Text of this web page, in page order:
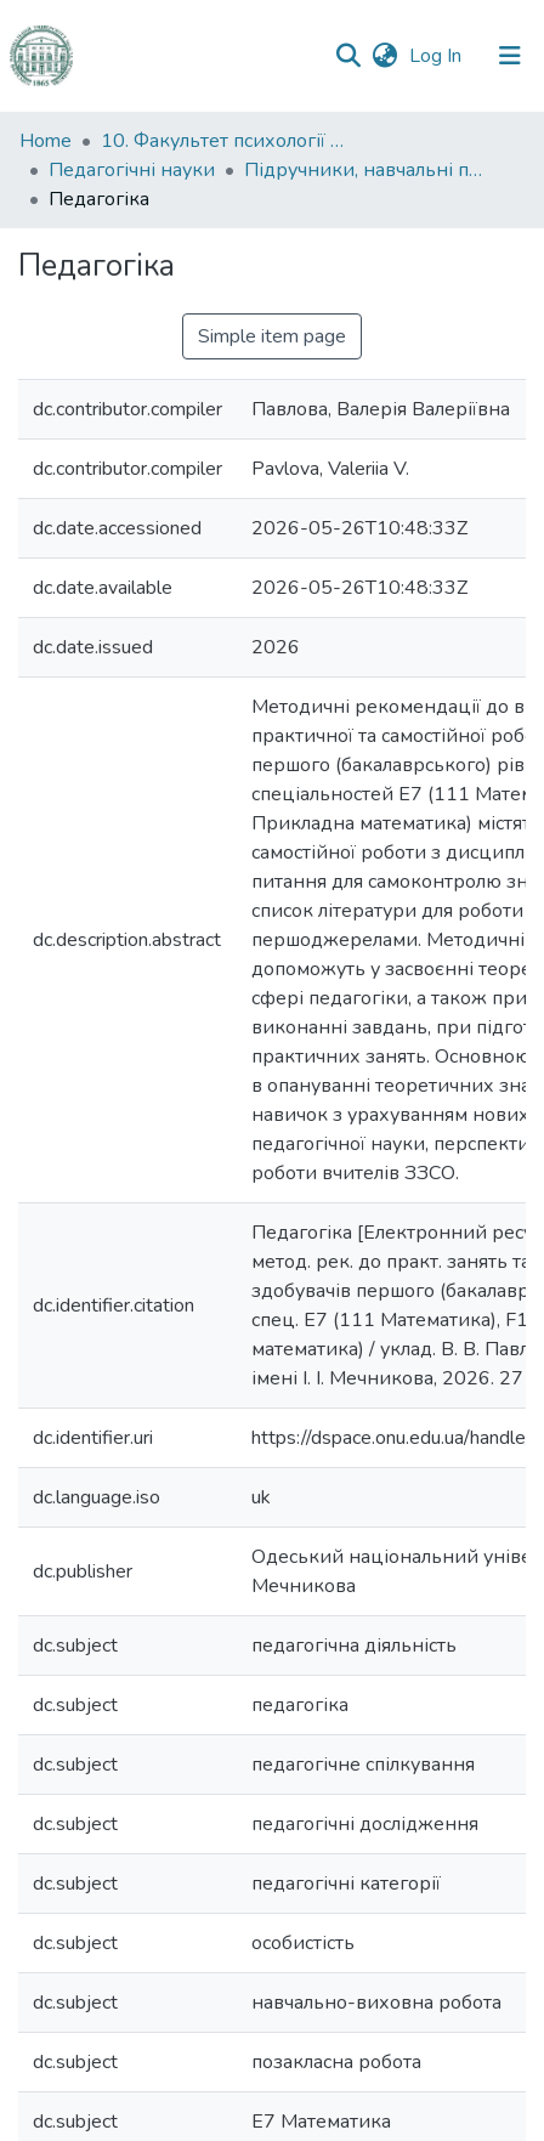
Log In (current)
Communities
&
Collections
Home
10. Факультет психології та соціальної роботи
Педагогічні науки
Підручники, навчальні посібники та інші науково- та навчально-методичні праці ФПСР (Педагогічні науки)
Педагогіка
Педагогіка
Simple item page
dc.contributor.compiler Павлова, Валерія Валеріївна
dc.contributor.compiler Pavlova, Valeriia V.
dc.date.accessioned 2026-05-26T10:48:33Z
dc.date.available 2026-05-26T10:48:33Z
dc.date.issued 2026
dc.description.abstract
Методичні рекомендації до
практичної та самостійної
першого (бакалаврського)
спеціальностей E7 (111
Прикладна математика)
самостійної роботи з
питання для самоконтролю
список літератури для роботи
першоджерелами. Методичні
допоможуть у засвоєнні
сфері педагогіки, а також при
виконанні завдань, при
практичних занять. Основною
в опануванні теоретичних
навичок з урахуванням нових
педагогічної науки,
роботи вчителів ЗЗСО.
dc.identifier.citation
Педагогіка [Електронний
метод. рек. до практ. занять та
здобувачів першого
спец. E7 (111 Математика), F1
математика) / уклад. В. В.
імені І. І. Мечникова, 2026. 27
dc.identifier.uri https://dspace.onu.edu.ua/
dc.language.iso uk
dc.publisher
Одеський національний
Мечникова
dc.subject педагогічна діяльність
dc.subject педагогіка
dc.subject педагогічне спілкування
dc.subject педагогічні дослідження
dc.subject педагогічні категорії
dc.subject особистість
dc.subject навчально-виховна робота
dc.subject позакласна робота
dc.subject E7 Математика